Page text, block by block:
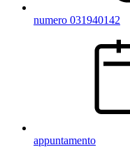
numero 031940142
appuntamento